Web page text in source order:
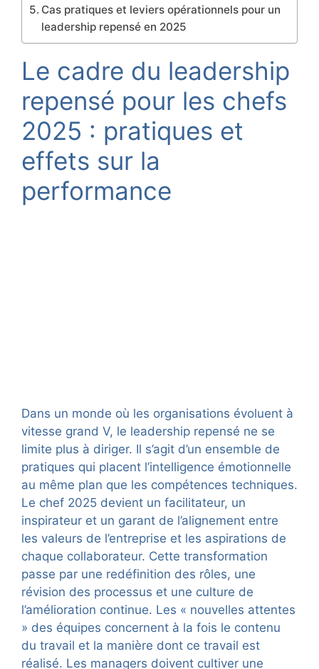
Cas pratiques et leviers opérationnels pour un
leadership repensé en 2025
Le cadre du leadership
repensé pour les chefs
2025 : pratiques et
effets sur la
performance
Dans un monde où les organisations évoluent à
vitesse grand V, le leadership repensé ne se
limite plus à diriger. Il s’agit d’un ensemble de
pratiques qui placent l’intelligence émotionnelle
au même plan que les compétences techniques.
Le chef 2025 devient un facilitateur, un
inspirateur et un garant de l’alignement entre
les valeurs de l’entreprise et les aspirations de
chaque collaborateur. Cette transformation
passe par une redéfinition des rôles, une
révision des processus et une culture de
l’amélioration continue. Les « nouvelles attentes
» des équipes concernent à la fois le contenu
du travail et la manière dont ce travail est
réalisé. Les managers doivent cultiver une